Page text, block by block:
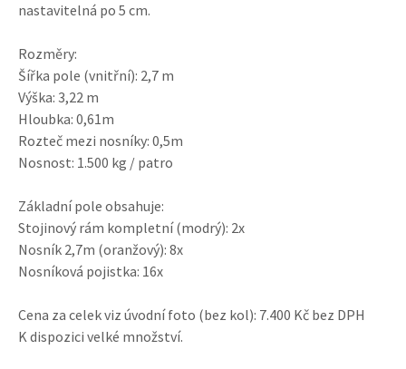
nastavitelná po 5 cm.
Rozměry:
Šířka pole (vnitřní): 2,7 m
Výška: 3,22 m
Hloubka: 0,61m
Rozteč mezi nosníky: 0,5m
Nosnost: 1.500 kg / patro
Základní pole obsahuje:
Stojinový rám kompletní (modrý): 2x
Nosník 2,7m (oranžový): 8x
Nosníková pojistka: 16x
Cena za celek viz úvodní foto (bez kol): 7.400 Kč bez DPH
K dispozici velké množství.